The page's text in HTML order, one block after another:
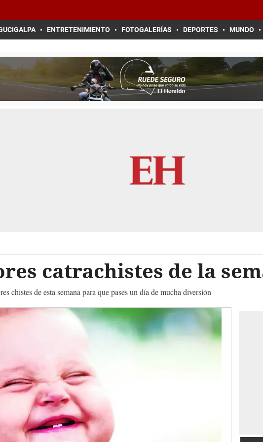
ENTRETENIMIENTO FOTOGALERÍAS DEPORTES MUNDO
catrachistes de la
chistes de esta semana para que pases un día de mucha diversión